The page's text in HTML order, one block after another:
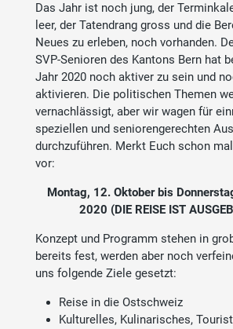
Das Jahr ist noch jung, der
leer, der Tatendrang gross und die
Neues zu erleben, noch vorhanden.
SVP-Senioren des Kantons Bern hat
Jahr 2020 noch aktiver zu sein und
aktivieren. Die politischen Themen
vernachlässigt, aber wir wagen für
speziellen und seniorengerechten
durchzuführen. Merkt Euch schon
vor:
Montag, 12. Oktober bis
2020 (DIE REISE IST
Konzept und Programm stehen in
bereits fest, werden aber noch
uns folgende Ziele gesetzt:
Reise in die Ostschweiz
Kulturelles, Kulinarisches,